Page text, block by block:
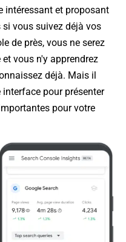
intéressant et proposant
vous suivez déjà vos
de près, vous ne serez
vous n'y apprendrez
déjà. Mais il
pour présenter
pour votre